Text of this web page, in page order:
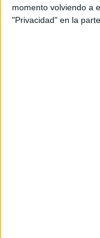
momento volviendo a
"Privacidad" en la
El zurdo ha